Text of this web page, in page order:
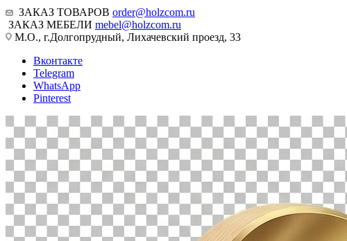
ЗАКАЗ ТОВАРОВ order@holzcom.ru
ЗАКАЗ МЕБЕЛИ mebel@holzcom.ru
М.О., г.Долгопрудный, Лихачевский проезд, 33
Вконтакте
Telegram
WhatsApp
Pinterest